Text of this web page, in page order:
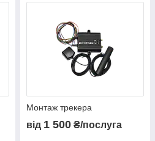
Монтаж трекера
від 1 500 ₴/послуга